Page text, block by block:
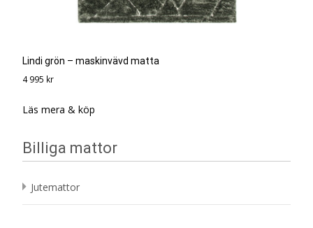
Lindi grön – maskinvävd matta
4 995 kr
Läs mera & köp
Billiga mattor
Jutemattor